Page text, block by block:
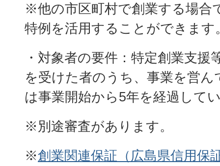
※他の市区町村で創業する場合
特例を活用することができます
・対象者の要件：特定創業支援
を受けた者のうち、事業を営
は事業開始から5年を経過して
※別途審査があります。
※創業関連保証（広島県信用保